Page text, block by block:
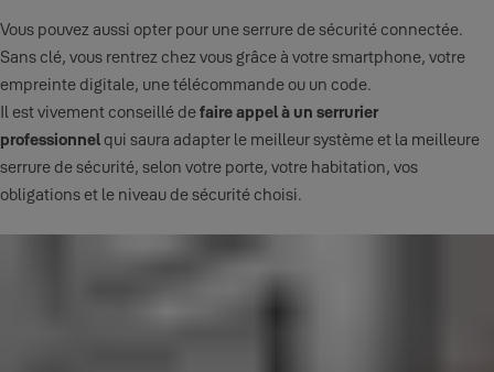
Vous pouvez aussi opter pour une serrure de sécurité connectée.
Sans clé, vous rentrez chez vous grâce à votre smartphone, votre
empreinte digitale, une télécommande ou un code.
Il est vivement conseillé defaire appel à un serrurier
professionnel qui saura adapter le meilleur système et la meilleure
serrure de sécurité, selon votre porte, votre habitation, vos
obligations et le niveau de sécurité choisi.